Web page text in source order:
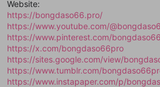
Website:
https://bongdaso66.pro/
https://www.youtube.com/
https://www.pinterest.com/
https://x.com/bongdaso66pro
https://sites.google.com/view/
https://www.tumblr.com/
https://www.instapaper.com/p/
mellow-fanからのお得な情
け取る
誤解を招く配信設定
ゲームの録画禁止区域の配信
改造版・海賊版ソフトの配信
政治的・宗教的・人種的な内容
Discordとは？